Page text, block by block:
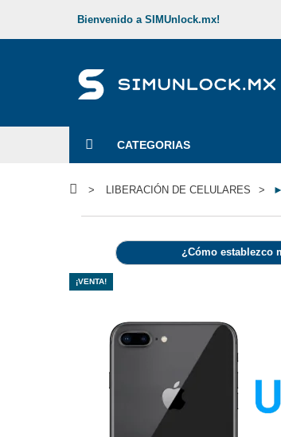
Bienvenido a SIMUnlock.mx!
CATEGORIAS
> LIBERACIÓN DE CELULARES >
¿Cómo establezco
¡VENTA!